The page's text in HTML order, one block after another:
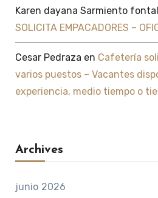
Karen dayana Sarmiento
SOLICITA EMPACADORES –
Cesar Pedraza en Cafetería
varios puestos – Vacantes
experiencia, medio tiempo o
Archives
junio 2026